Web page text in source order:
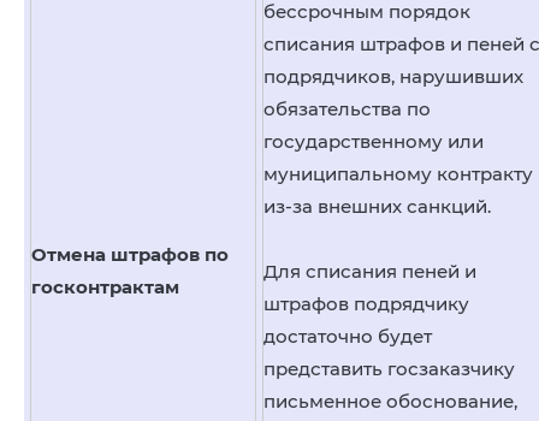
Отмена штрафов по
госконтрактам
бессрочным порядок
списания штрафов и пеней с
подрядчиков, нарушивших
обязательства по
государственному или
муниципальному контракту
из-за внешних санкций.
Для списания пеней и
штрафов подрядчику
достаточно будет
представить госзаказчику
письменное обоснование,